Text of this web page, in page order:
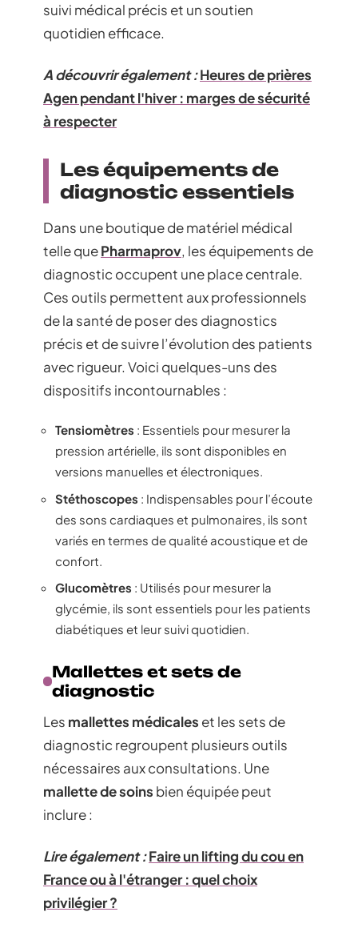
suivi médical précis et un soutien
quotidien efficace.
A découvrir également :Heures de prières
Agen pendant l'hiver : marges de sécurité
à respecter
Les équipements de
diagnostic essentiels
Dans une boutique de matériel médical
telle quePharmaprov, les équipements de
diagnostic occupent une place centrale.
Ces outils permettent aux professionnels
de la santé de poser des diagnostics
précis et de suivre l’évolution des patients
avec rigueur. Voici quelques-uns des
dispositifs incontournables :
Tensiomètres : Essentiels pour mesurer la
pression artérielle, ils sont disponibles en
versions manuelles et électroniques.
Stéthoscopes : Indispensables pour l’écoute
des sons cardiaques et pulmonaires, ils sont
variés en termes de qualité acoustique et de
confort.
Glucomètres : Utilisés pour mesurer la
glycémie, ils sont essentiels pour les patients
diabétiques et leur suivi quotidien.
Mallettes et sets de
diagnostic
Les mallettes médicales et les sets de
diagnostic regroupent plusieurs outils
nécessaires aux consultations. Une
mallette de soins bien équipée peut
inclure :
Lire également :Faire un lifting du cou en
France ou à l'étranger : quel choix
privilégier ?